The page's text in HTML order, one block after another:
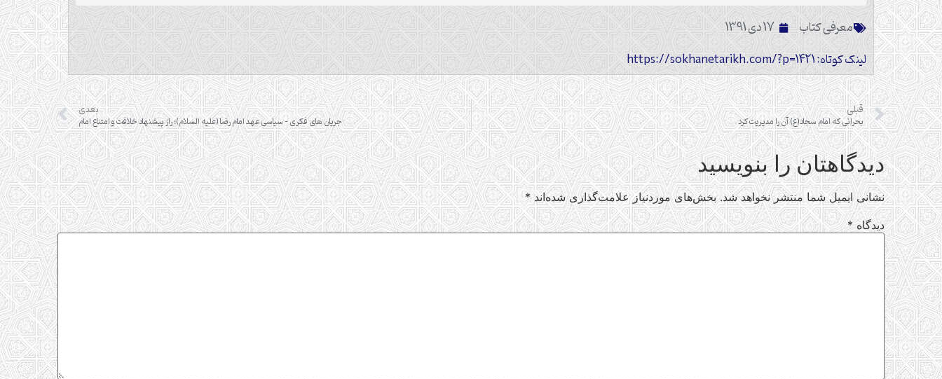
معرفی کتاب
17 دی 1391
لینک کوتاه: https://sokhanetarikh.com/?p=1421
قبلی
بحرانی که امام سجاد(ع) آن را مدیریت کرد
بعدی
جریان های فکری – سیاسی عهد امام رضا (علیه السلام)؛ راز پیشنهاد خلافت و امتناع امام
دیدگاهتان را بنویسید
نشانی ایمیل شما منتشر نخواهد شد. بخش‌های موردنیاز علامت‌گذاری شده‌اند *
دیدگاه*